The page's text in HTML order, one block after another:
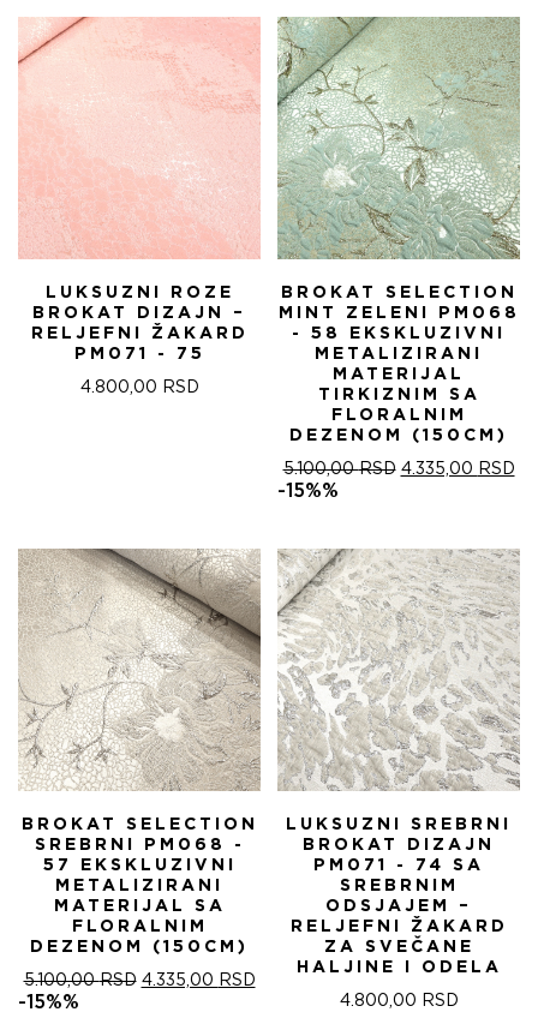
LUKSUZNI ROZE
BROKAT DIZAJN –
RELJEFNI ŽAKARD
PM071 - 75
4.800,00 RSD
BROKAT SELECTION
MINT ZELENI PM068
- 58 EKSKLUZIVNI
METALIZIRANI
MATERIJAL
TIRKIZNIM SA
FLORALNIM
DEZENOM (150CM)
5.100,00RSD ОРИГИНАЛНА
5.100,00 RSD.
4.335,00 RSD
-15%%
BROKAT SELECTION
SREBRNI PM068 -
57 EKSKLUZIVNI
METALIZIRANI
MATERIJAL SA
FLORALNIM
DEZENOM (150CM)
5.100,00RSD ОРИГИНАЛНА
4.335,00 RSDТРЕНУТНА
-15%%
LUKSUZNI SREBRNI
BROKAT DIZAJN
PM071 - 74 SA
SREBRNIM
ODSJAJEM –
RELJEFNI ŽAKARD
ZA SVEČANE
HALJINE I ODELA
4.800,00 RSD